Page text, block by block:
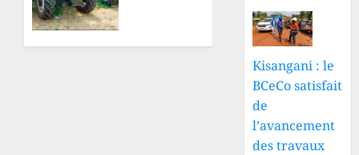
Kisangani : le
BCeCo satisfait
de
l’avancement
des travaux